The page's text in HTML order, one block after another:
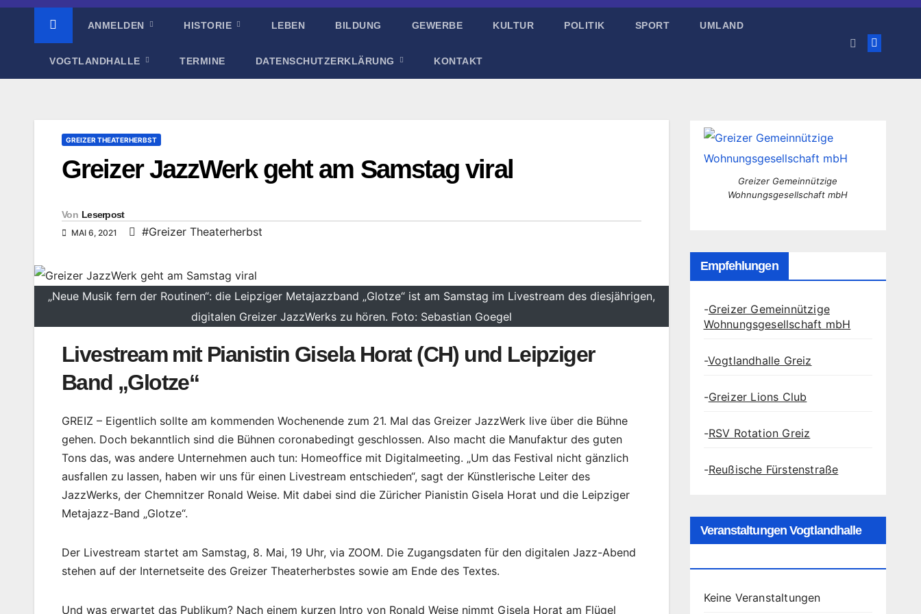
ANMELDEN HISTORIE LEBEN BILDUNG GEWERBE KULTUR POLITIK SPORT UMLAND
VOGTLANDHALLE TERMINE DATENSCHUTZERKLÄRUNG KONTAKT
GREIZER THEATERHERBST
Greizer JazzWerk geht am Samstag viral
Von Leserpost
MAI 6, 2021 #Greizer Theaterherbst
„Neue Musik fern der Routinen“: die Leipziger Metajazzband „Glotze“ ist am Samstag im Livestream des diesjährigen,
digitalen Greizer JazzWerks zu hören. Foto: Sebastian Goegel
Livestream mit Pianistin Gisela Horat (CH) und Leipziger
Band „Glotze“
GREIZ – Eigentlich sollte am kommenden Wochenende zum 21. Mal das Greizer JazzWerk live über die Bühne
gehen. Doch bekanntlich sind die Bühnen coronabedingt geschlossen. Also macht die Manufaktur des guten
Tons das, was andere Unternehmen auch tun: Homeoffice mit Digitalmeeting. „Um das Festival nicht gänzlich
ausfallen zu lassen, haben wir uns für einen Livestream entschieden“, sagt der Künstlerische Leiter des
JazzWerks, der Chemnitzer Ronald Weise. Mit dabei sind die Züricher Pianistin Gisela Horat und die Leipziger
Metajazz-Band „Glotze“.
Der Livestream startet am Samstag, 8. Mai, 19 Uhr, via ZOOM. Die Zugangsdaten für den digitalen Jazz-Abend
stehen auf der Internetseite des Greizer Theaterherbstes sowie am Ende des Textes.
Und was erwartet das Publikum? Nach einem kurzen Intro von Ronald Weise nimmt Gisela Horat am Flügel
Greizer Gemeinnützige
Wohnungsgesellschaft mbH
Empfehlungen
-Greizer Gemeinnützige
Wohnungsgesellschaft mbH
-Vogtlandhalle Greiz
-Greizer Lions Club
-RSV Rotation Greiz
-Reußische Fürstenstraße
Veranstaltungen Vogtlandhalle
Keine Veranstaltungen